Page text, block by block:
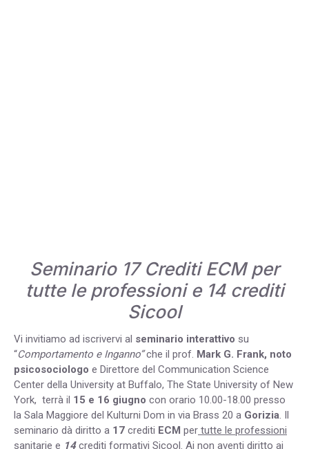
Seminario 17 Crediti ECM per
tutte le professioni e 14 crediti
Sicool
Vi invitiamo ad iscrivervi al seminario interattivo su
“Comportamento e Inganno”che il prof. Mark G. Frank, noto
psicosociologo e Direttore del Communication Science
Center della University at Buffalo, The State University of New
York, terrà il 15 e 16 giugno con orario 10.00-18.00 presso
la Sala Maggiore del Kulturni Dom in via Brass 20 a Gorizia. Il
seminario dà diritto a 17 crediti ECM per tutte le professioni
sanitarie e 14crediti formativi Sicool . Ai non aventi diritto ai